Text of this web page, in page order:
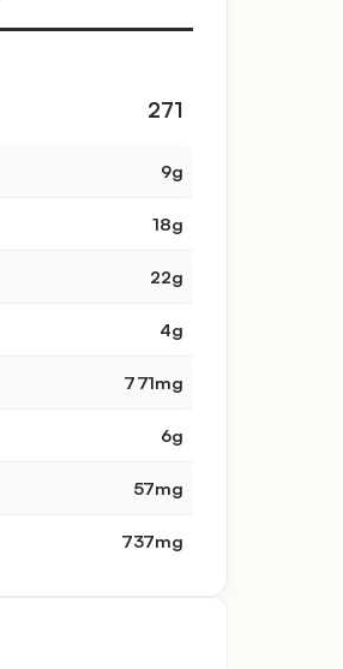
271
9g
18g
22g
4g
771mg
6g
57mg
737mg